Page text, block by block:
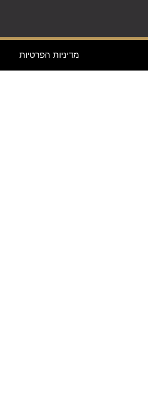
מדיניות הפרטיות